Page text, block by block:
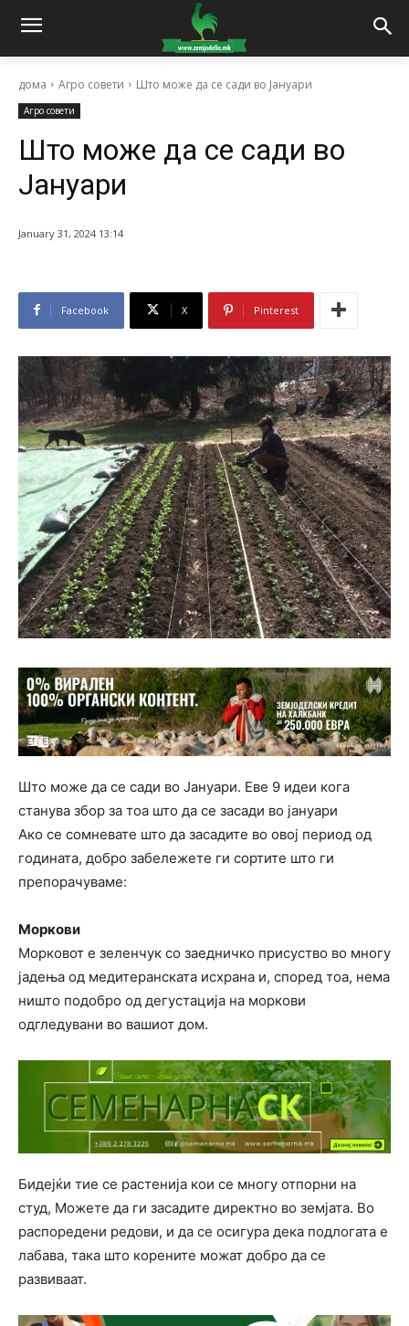
дома Агро совети Што може да се сади во Јануари
Агро совети
Што може да се сади во
Јануари
January 31, 2024 13:14
Facebook X Pinterest
Што може да се сади во Јануари. Еве 9 идеи кога
станува збор за тоа што да се засади во јануари
Ако се сомневате што да засадите во овој период од
годината, добро забележете ги сортите што ги
препорачуваме:
Моркови
Морковот е зеленчук со заедничко присуство во многу
јадења од медитеранската исхрана и, според тоа, нема
ништо подобро од дегустација на моркови
одгледувани во вашиот дом.
Бидејќи тие се растенија кои се многу отпорни на
студ, Можете да ги засадите директно во земјата. Во
распоредени редови, и да се осигура дека подлогата е
лабава, така што корените можат добро да се
развиваат.